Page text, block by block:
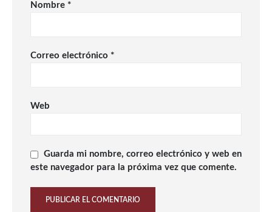
Nombre *
Correo electrónico *
Web
Guarda mi nombre, correo electrónico y web en
este navegador para la próxima vez que comente.